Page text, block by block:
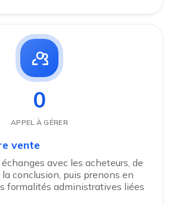
0
APPEL À GÉRER
vente
avec les acheteurs, de
conclusion, puis prenons en
formalités administratives liées